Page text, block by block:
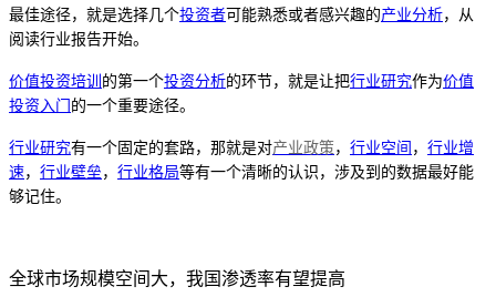
最佳途径，就是选择几个投资者可能熟悉或者感兴趣的产业分析，从
阅读行业报告开始。
价值投资培训 的第一个投资分析的环节，就是让把行业研究作为价值
投资入门 的一个重要途径。
行业研究有一个固定的套路，那就是对产业政策 ， 行业空间 ， 行业增
速， 行业壁垒 ， 行业格局等有一个清晰的认识，涉及到的数据最好能
够记住。
全球市场规模空间大，我国渗透率有望提高